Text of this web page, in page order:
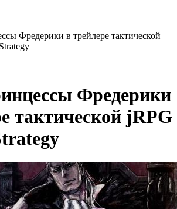
Фредерики в трейлере тактической
Фредерики
тактической jRPG